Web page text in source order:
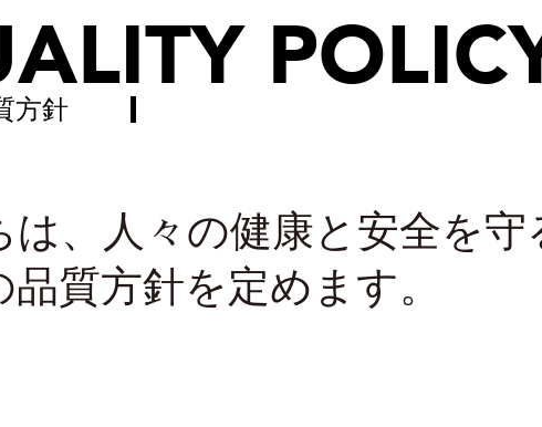
方針
は、人々の健康と安全を守
品質方針を定めます。